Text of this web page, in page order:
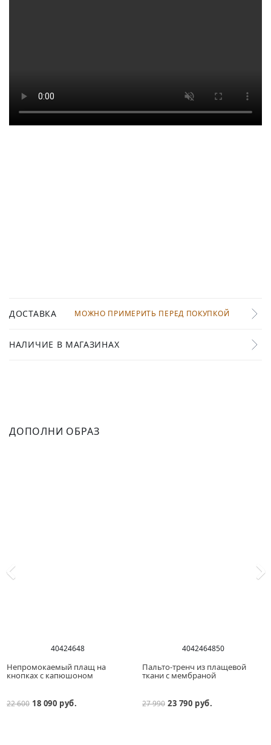
ДОСТАВКА МОЖНО ПРИМЕРИТЬ ПЕРЕД ПОКУПКОЙ
НАЛИЧИЕ В МАГАЗИНАХ
ДОПОЛНИ ОБРАЗ
40424648
Непромокаемый плащ на
кнопках с капюшоном
22 600 18 090 руб.
4042464850
Пальто-тренч из плащевой
ткани с мембраной
27 990 23 790 руб.